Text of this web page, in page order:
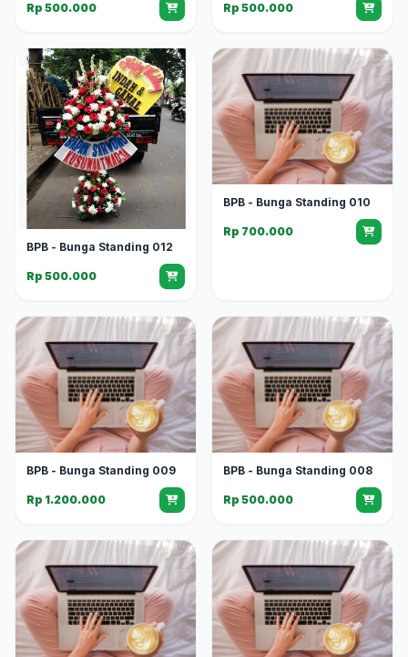
Rp 500.000 Rp 500.000
BPB - Bunga Standing 012
Rp 500.000
BPB - Bunga Standing 010
Rp 700.000
BPB - Bunga Standing 009
Rp 1.200.000
BPB - Bunga Standing 008
Rp 500.000